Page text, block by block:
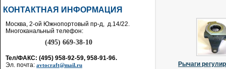
КОНТАКТНАЯ ИНФОРМАЦИЯ
Москва, 2-ой Южнопортовый пр-д, д.14/22.
Многоканальный телефон:
(495) 669-38-10
Тел/ФАКС: (495) 958-92-59, 958-91-96.
Эл. почта: avtocraft@mail.ru Рычаги